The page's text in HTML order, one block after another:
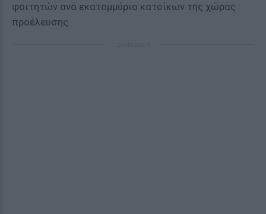
φοιτητών ανά εκατομμύριο κατοίκων της χώρας
προέλευσης.